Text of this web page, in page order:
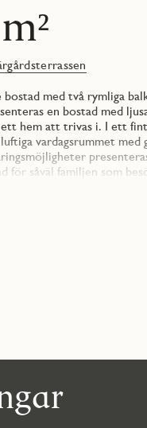
bostad med två rymliga
en bostad med
ett hem att trivas i. I ett
vardagsrummet med
såväl familjen som
du sätta din egen
går att hyra för
att hyra till en
Grundutbud